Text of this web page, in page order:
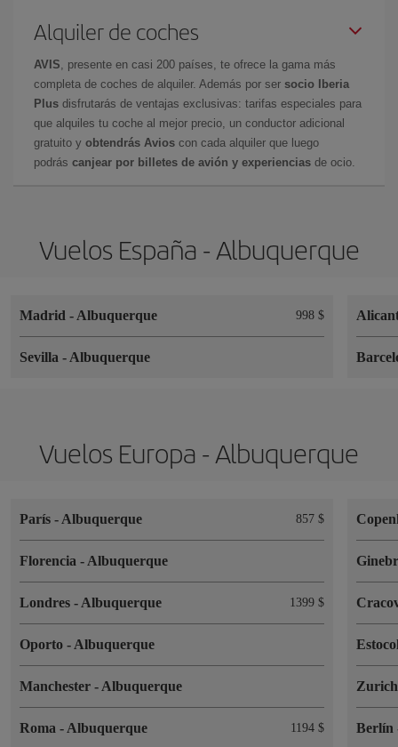
Alquiler de coches
AVIS , presente en casi 200 países, te ofrece la gama más
completa de coches de alquiler. Además por ser socio Iberia
Plus disfrutarás de ventajas exclusivas: tarifas especiales para
que alquiles tu coche al mejor precio, un conductor adicional
gratuito y obtendrás Avios con cada alquiler que luego
podrás canjear por billetes de avión y experiencias de ocio.
Vuelos España - Albuquerque
Madrid - Albuquerque 998 $
Sevilla - Albuquerque
Vuelos Europa - Albuquerque
París - Albuquerque 857 $
Florencia - Albuquerque
Londres - Albuquerque 1399 $
Oporto - Albuquerque
Manchester - Albuquerque
Roma - Albuquerque 1194 $ Berlín